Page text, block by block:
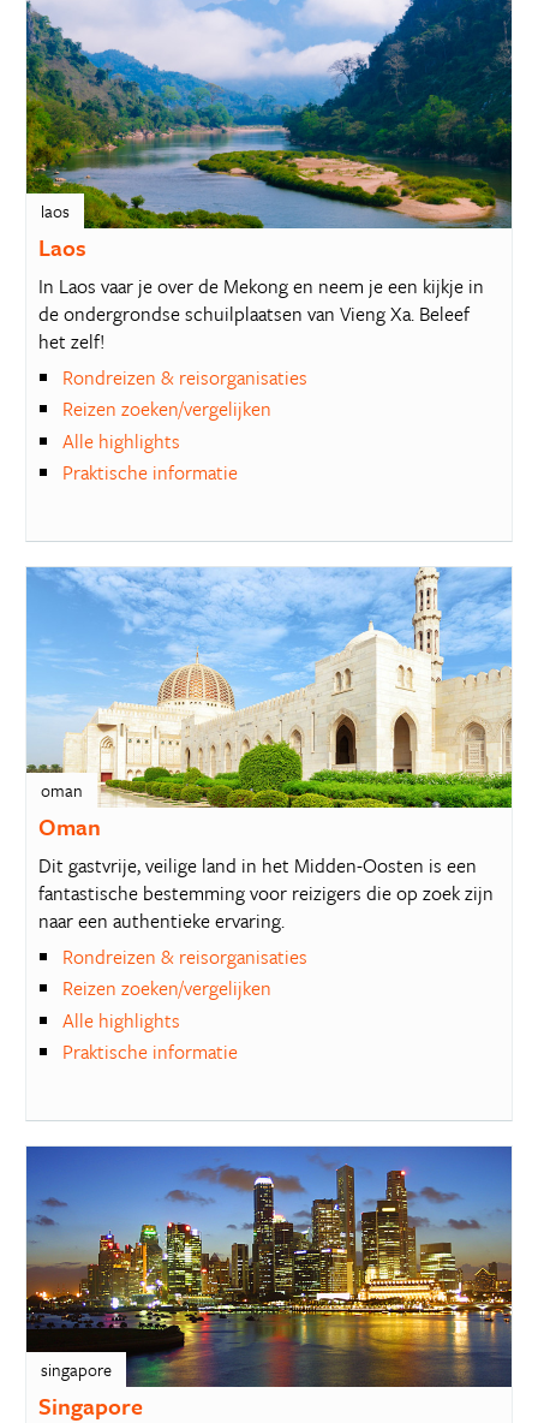
laos
Laos
In Laos vaar je over de Mekong en neem je een kijkje in
de ondergrondse schuilplaatsen van Vieng Xa. Beleef
het zelf!
Rondreizen & reisorganisaties
Reizen zoeken/vergelijken
Alle highlights
Praktische informatie
oman
Oman
Dit gastvrije, veilige land in het Midden-Oosten is een
fantastische bestemming voor reizigers die op zoek zijn
naar een authentieke ervaring.
Rondreizen & reisorganisaties
Reizen zoeken/vergelijken
Alle highlights
Praktische informatie
singapore
Singapore